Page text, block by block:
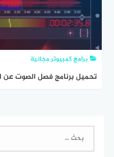
برامج كمبيوتر مجانية
البحث